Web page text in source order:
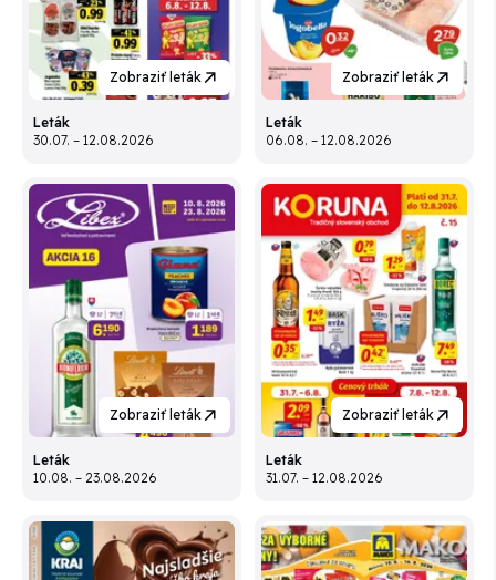
Zobraziť leták
Leták
30.07. – 12.08.2026
Zobraziť leták
Leták
06.08. – 12.08.2026
Zobraziť leták
Leták
10.08. – 23.08.2026
Zobraziť leták
Leták
31.07. – 12.08.2026